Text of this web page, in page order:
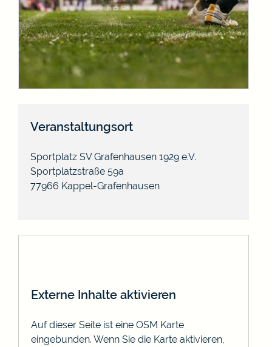
Veranstaltungsort
Sportplatz SV Grafenhausen 1929 e.V.
Sportplatzstraße 59a
77966 Kappel-Grafenhausen
Externe Inhalte aktivieren
Auf dieser Seite ist eine OSM Karte
eingebunden. Wenn Sie die Karte aktivieren,